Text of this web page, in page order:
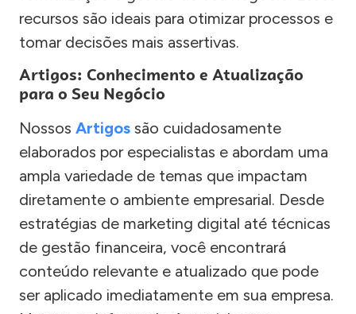
recursos são ideais para otimizar processos e
tomar decisões mais assertivas.
Artigos: Conhecimento e Atualização
para o Seu Negócio
Nossos Artigos são cuidadosamente
elaborados por especialistas e abordam uma
ampla variedade de temas que impactam
diretamente o ambiente empresarial. Desde
estratégias de marketing digital até técnicas
de gestão financeira, você encontrará
conteúdo relevante e atualizado que pode
ser aplicado imediatamente em sua empresa.